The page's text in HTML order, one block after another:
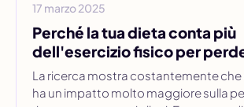
17 marzo 2025
Perché la tua dieta conta più
dell'esercizio fisico per
La ricerca mostra costantemente che
ha un impatto molto maggiore sulla